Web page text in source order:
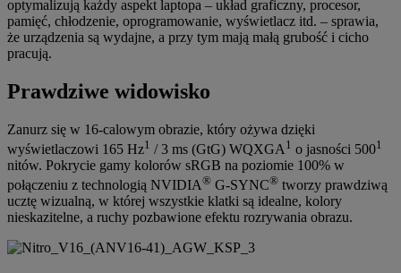
optymalizują każdy aspekt laptopa – układ graficzny, procesor,
pamięć, chłodzenie, oprogramowanie, wyświetlacz itd. – sprawia,
że urządzenia są wydajne, a przy tym mają małą grubość i cicho
pracują.
Prawdziwe widowisko
Zanurz się w 16-calowym obrazie, który ożywa dzięki
wyświetlaczowi 165 Hz1 / 3 ms (GtG) WQXGA 1 o jasności 5001
nitów. Pokrycie gamy kolorów sRGB na poziomie 100% w
połączeniu z technologią NVIDIA® G-SYNC® tworzy prawdziwą
ucztę wizualną, w której wszystkie klatki są idealne, kolory
nieskazitelne, a ruchy pozbawione efektu rozrywania obrazu.